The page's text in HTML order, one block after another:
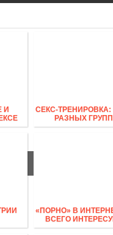
И
СЕКС-
РАЗНЫХ
«ПОРНО» В
ВСЕГО